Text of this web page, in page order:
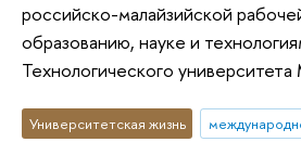
российско-малайзийской
образованию, науке и
Технологического
Университетская жизнь